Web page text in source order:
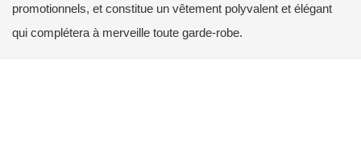
promotionnels, et constitue un vêtement polyvalent et élégant
qui complétera à merveille toute garde-robe.